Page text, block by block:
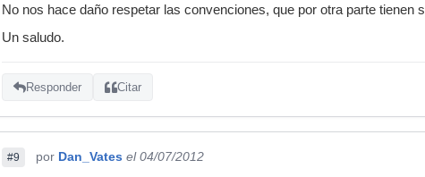
No nos hace daño respetar las convenciones, que por otra parte tienen
Un saludo.
Responder Citar
#9 por Dan_Vates el 04/07/2012